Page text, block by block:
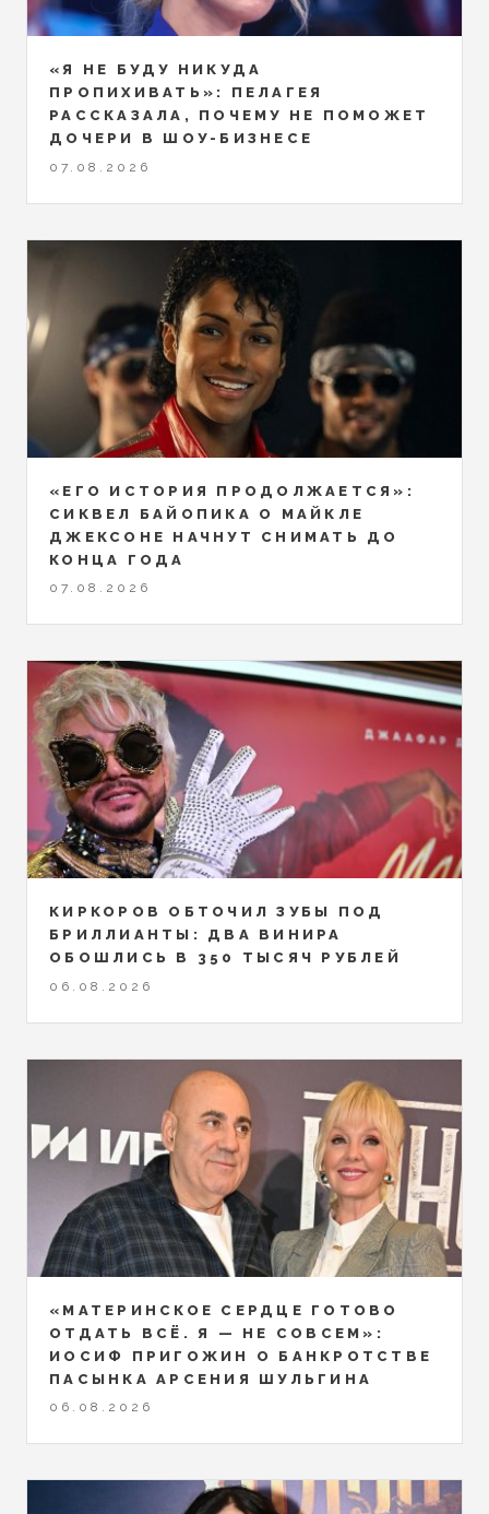
«Я НЕ БУДУ НИКУДА
ПРОПИХИВАТЬ»: ПЕЛАГЕЯ
РАССКАЗАЛА, ПОЧЕМУ НЕ ПОМОЖЕТ
ДОЧЕРИ В ШОУ-БИЗНЕСЕ
07.08.2026
«ЕГО ИСТОРИЯ ПРОДОЛЖАЕТСЯ»:
СИКВЕЛ БАЙОПИКА О МАЙКЛЕ
ДЖЕКСОНЕ НАЧНУТ СНИМАТЬ ДО
КОНЦА ГОДА
07.08.2026
КИРКОРОВ ОБТОЧИЛ ЗУБЫ ПОД
БРИЛЛИАНТЫ: ДВА ВИНИРА
ОБОШЛИСЬ В 350 ТЫСЯЧ РУБЛЕЙ
06.08.2026
«МАТЕРИНСКОЕ СЕРДЦЕ ГОТОВО
ОТДАТЬ ВСЁ. Я — НЕ СОВСЕМ»:
ИОСИФ ПРИГОЖИН О БАНКРОТСТВЕ
ПАСЫНКА АРСЕНИЯ ШУЛЬГИНА
06.08.2026